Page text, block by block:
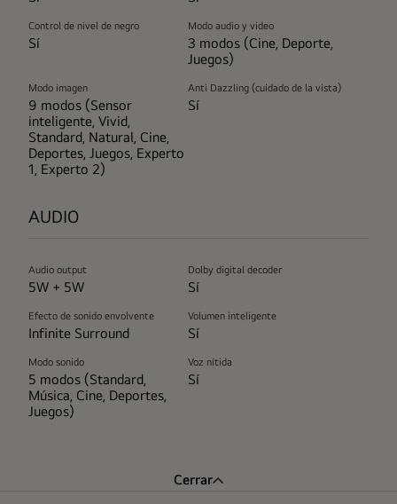
Control de nivel de negro
Sí
Modo audio y video
3 modos (Cine, Deporte,
Juegos)
Modo imagen
9 modos (Sensor
inteligente, Vivid,
Standard, Natural, Cine,
Deportes, Juegos, Experto
1, Experto 2)
Anti Dazzling (cuidado de la vista)
Sí
AUDIO
Audio output
5W + 5W
Dolby digital decoder
Sí
Efecto de sonido envolvente
Infinite Surround
Volumen inteligente
Sí
Modo sonido
5 modos (Standard,
Música, Cine, Deportes,
Juegos)
Voz nítida
Sí
Cerrar